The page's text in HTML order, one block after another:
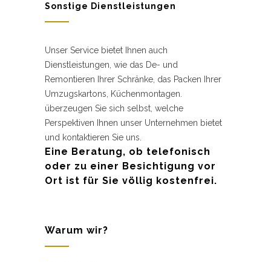
Sonstige Dienstleistungen
Unser Service bietet Ihnen auch
Dienstleistungen, wie das De- und
Remontieren Ihrer Schränke, das Packen Ihrer
Umzugskartons, Küchenmontagen.
überzeugen Sie sich selbst, welche
Perspektiven Ihnen unser Unternehmen bietet
und kontaktieren Sie uns.
Eine Beratung, ob telefonisch
oder zu einer Besichtigung vor
Ort ist für Sie völlig kostenfrei.
Warum wir?